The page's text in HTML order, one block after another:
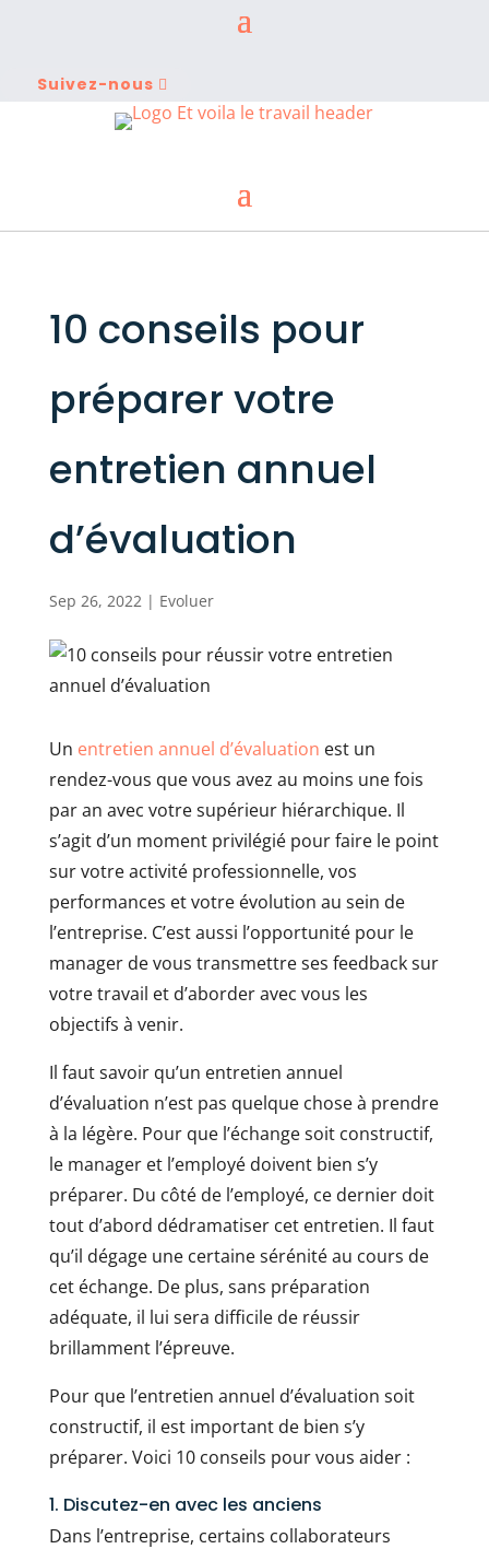
Suivez-nous
10 conseils pour
préparer votre
entretien annuel
d’évaluation
Sep 26, 2022| Evoluer
Un entretien annuel d’évaluation est un
rendez-vous que vous avez au moins une fois
par an avec votre supérieur hiérarchique. Il
s’agit d’un moment privilégié pour faire le point
sur votre activité professionnelle, vos
performances et votre évolution au sein de
l’entreprise. C’est aussi l’opportunité pour le
manager de vous transmettre ses feedback sur
votre travail et d’aborder avec vous les
objectifs à venir.
Il faut savoir qu’un entretien annuel
d’évaluation n’est pas quelque chose à prendre
à la légère. Pour que l’échange soit constructif,
le manager et l’employé doivent bien s’y
préparer. Du côté de l’employé, ce dernier doit
tout d’abord dédramatiser cet entretien. Il faut
qu’il dégage une certaine sérénité au cours de
cet échange. De plus, sans préparation
adéquate, il lui sera difficile de réussir
brillamment l’épreuve.
Pour que l’entretien annuel d’évaluation soit
constructif, il est important de bien s’y
préparer. Voici 10 conseils pour vous aider :
1. Discutez-en avec les anciens
Dans l’entreprise, certains collaborateurs